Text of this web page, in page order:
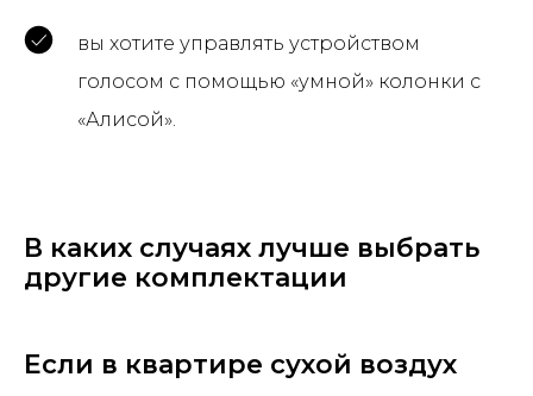
вы хотите управлять устройством
голосом с помощью «умной» колонки с
«Алисой».
В каких случаях лучше выбрать
другие комплектации
Если в квартире сухой воздух